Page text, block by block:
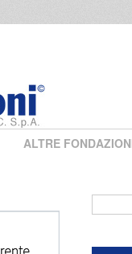
ALTRE